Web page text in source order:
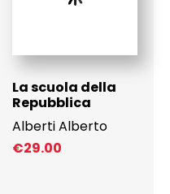
La scuola della
Repubblica
Alberti Alberto
€29.00